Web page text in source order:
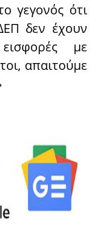
γεγονός ότι
δεν έχουν
με
απαιτούμε